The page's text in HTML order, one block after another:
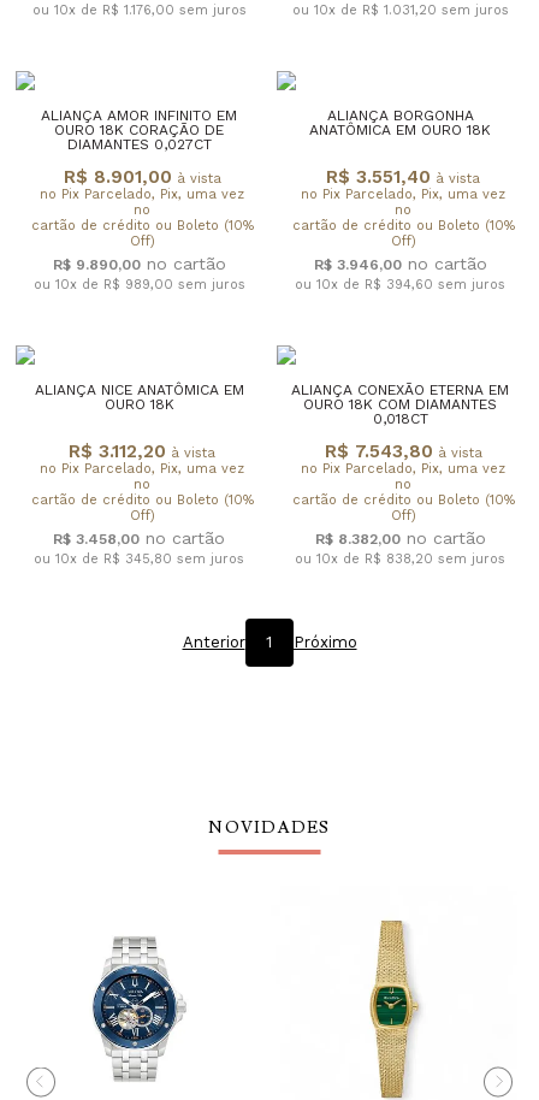
ou 10x de R$ 1.176,00 sem juros ou 10x de R$ 1.031,20 sem juros
ALIANÇA AMOR INFINITO EM
OURO 18K CORAÇÃO DE
DIAMANTES 0,027CT
R$ 8.901,00 à vista
no Pix Parcelado, Pix, uma vez
no
cartão de crédito ou Boleto (10%
Off)
R$ 9.890,00
ou 10x de R$ 989,00 sem juros
ALIANÇA BORGONHA
ANATÔMICA EM OURO 18K
R$ 3.551,40 à vista
no Pix Parcelado, Pix, uma vez
no
cartão de crédito ou Boleto (10%
Off)
R$ 3.946,00
ou 10x de R$ 394,60 sem juros
ALIANÇA NICE ANATÔMICA EM
OURO 18K
R$ 3.112,20 à vista
no Pix Parcelado, Pix, uma vez
no
cartão de crédito ou Boleto (10%
Off)
R$ 3.458,00
ou 10x de R$ 345,80 sem juros
ALIANÇA CONEXÃO ETERNA EM
OURO 18K COM DIAMANTES
0,018CT
R$ 7.543,80 à vista
no Pix Parcelado, Pix, uma vez
no
cartão de crédito ou Boleto (10%
Off)
R$ 8.382,00
ou 10x de R$ 838,20 sem juros
Anterior 1 Próximo
NOVIDADES